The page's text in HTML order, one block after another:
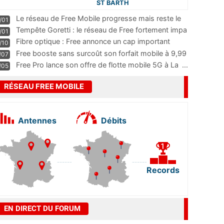
ST BARTH
Le réseau de Free Mobile progresse mais reste le
m
...
Tempête Goretti : le réseau de Free fortement impa
Fibre optique : Free annonce un cap important
pass
...
Free booste sans surcoût son forfait mobile à 9,99
Free Pro lance son offre de flotte mobile 5G à La ...
RÉSEAU FREE MOBILE
Antennes Débits
Records
EN DIRECT DU FORUM